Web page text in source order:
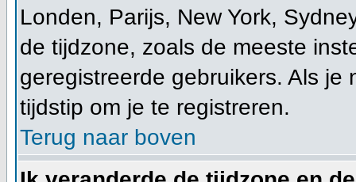
Londen, Parijs, New York,
de tijdzone, zoals de meeste
geregistreerde gebruikers. Als
tijdstip om je te registreren.
Terug naar boven